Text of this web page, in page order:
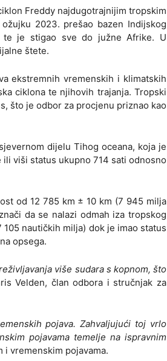
Freddy najdugotrajnijim tropskim
2023. prešao bazen Indijskog
te je stigao sve do južne Afrike. U
štete.
ekstremnih vremenskih i klimatskih
ciklona te njihovih trajanja. Tropski
što je odbor za procjenu priznao kao
dijelu Tihog oceana, koja je
viši status ukupno 714 sati odnosno
od 12 785 km ± 10 km (7 945 milja
da se nalazi odmah iza tropskog
nautičkih milja) dok je imao status
opsega.
više sudara s kopnom, što
Velden, član odbora i stručnjak za
pojava. Zahvaljujući toj vrlo
pojavama temelje na ispravnim
vremenskim pojavama.